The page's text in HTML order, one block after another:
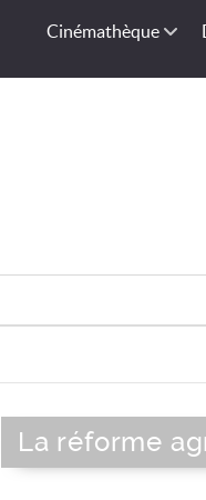
Cinémathèque
La réforme